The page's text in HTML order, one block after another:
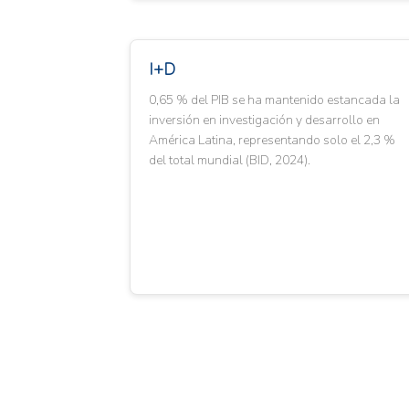
I+D
0,65 % del PIB se ha mantenido estancada la
inversión en investigación y desarrollo en
América Latina, representando solo el 2,3 %
del total mundial (BID, 2024).